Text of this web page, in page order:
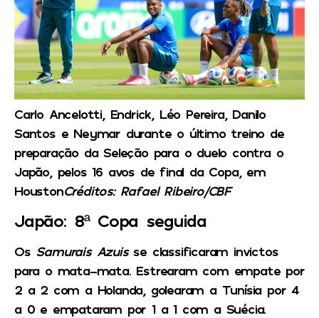
Carlo Ancelotti, Endrick, Léo Pereira, Danilo
Santos e Neymar durante o último treino de
preparação da Seleção para o duelo contra o
Japão, pelos 16 avos de final da Copa, em
HoustonCréditos: Rafael Ribeiro/CBF
Japão: 8ª Copa seguida
Os Samurais Azuisse classificaram invictos
para o mata-mata. Estrearam com empate por
2 a 2 com a Holanda, golearam a Tunísia por 4
a 0 e empataram por 1 a 1 com a Suécia.